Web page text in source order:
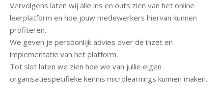
Vervolgens laten wij alle ins en outs zien van het online
leerplatform en hoe jouw medewerkers hiervan kunnen
profiteren.
We geven je persoonlijk advies over de inzet en
implementatie van het platform.
Tot slot laten we zien hoe we van jullie eigen
organisatiespecifieke kennis microlearnings kunnen maken.